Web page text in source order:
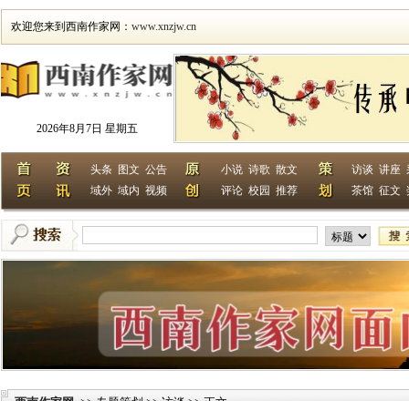
欢迎您来到西南作家网： www.xnzjw.cn
2026年8月7日 星期五
头条 图文 公告
域外 域内 视频
小说 诗歌 散文
评论 校园 推荐
访谈 讲座
茶馆 征文